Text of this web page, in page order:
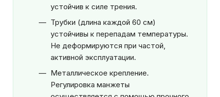
устойчив к силе трения.
Трубки (длина каждой 60 см)
устойчивы к перепадам температуры.
Не деформируются при частой,
активной эксплуатации.
Металлическое крепление.
Регулировка манжеты